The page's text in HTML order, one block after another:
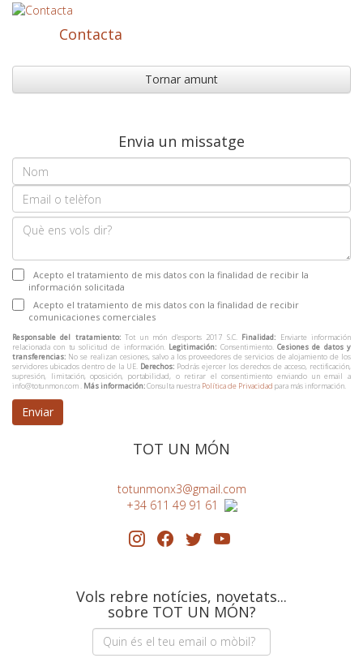
Contacta
Tornar amunt
Envia un missatge
Acepto el tratamiento de mis datos con la finalidad de recibir la
información solicitada
Acepto el tratamiento de mis datos con la finalidad de recibir
comunicaciones comerciales
Responsable del tratamiento:Tot un món d’esports 2017 S.C. Finalidad: Enviarte información
relacionada con tu solicitud de información. Legitimación: Consentimiento. Cesiones de datos y
transferencias: No se realizan cesiones, salvo a los proveedores de servicios de alojamiento de los
servidores ubicados dentro de la UE. Derechos: Podrás ejercer los derechos de acceso, rectificación,
supresión, limitación, oposición, portabilidad, o retirar el consentimiento enviando un email a
info@totunmon.com . Más información:Consulta nuestra Política de Privacidad para más información.
Enviar
TOT UN MÓN
totunmonx3@gmail.com
+34 611 49 91 61
Vols rebre notícies, novetats...
sobre TOT UN MÓN?